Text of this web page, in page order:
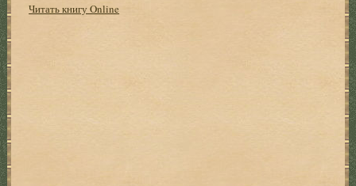
Читать книгу Online